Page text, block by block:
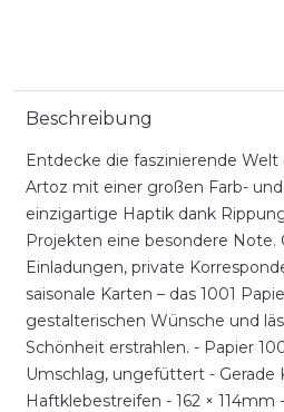
Beschreibung
Entdecke die faszinierende Welt
Artoz mit einer großen Farb-
einzigartige Haptik dank
Projekten eine besondere Note.
Einladungen, private
saisonale Karten – das 1001
gestalterischen Wünsche und
Schönheit erstrahlen. - Papier
Umschlag, ungefüttert - Gerade
Haftklebestreifen - 162 ×